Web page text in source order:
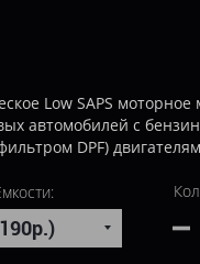
Low SAPS
автомобилей с
DPF)